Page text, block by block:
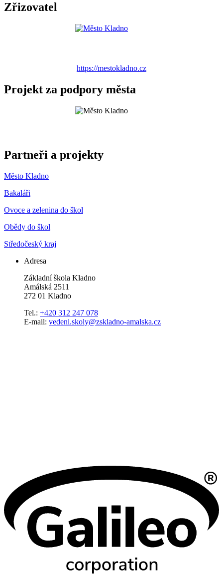
Zřizovatel
https://mestokladno.cz
Projekt za podpory města
Partneři a projekty
Město Kladno
Bakaláři
Ovoce a zelenina do škol
Obědy do škol
Středočeský kraj
Adresa
Základní škola Kladno
Amálská 2511
272 01 Kladno
Tel.: +420 312 247 078
E-mail: vedeni.skoly@zskladno-amalska.cz